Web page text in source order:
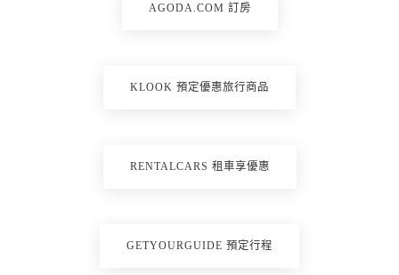
AGODA.COM 訂房
KLOOK 預定優惠旅行商品
RENTALCARS 租車享優惠
GETYOURGUIDE 預定行程